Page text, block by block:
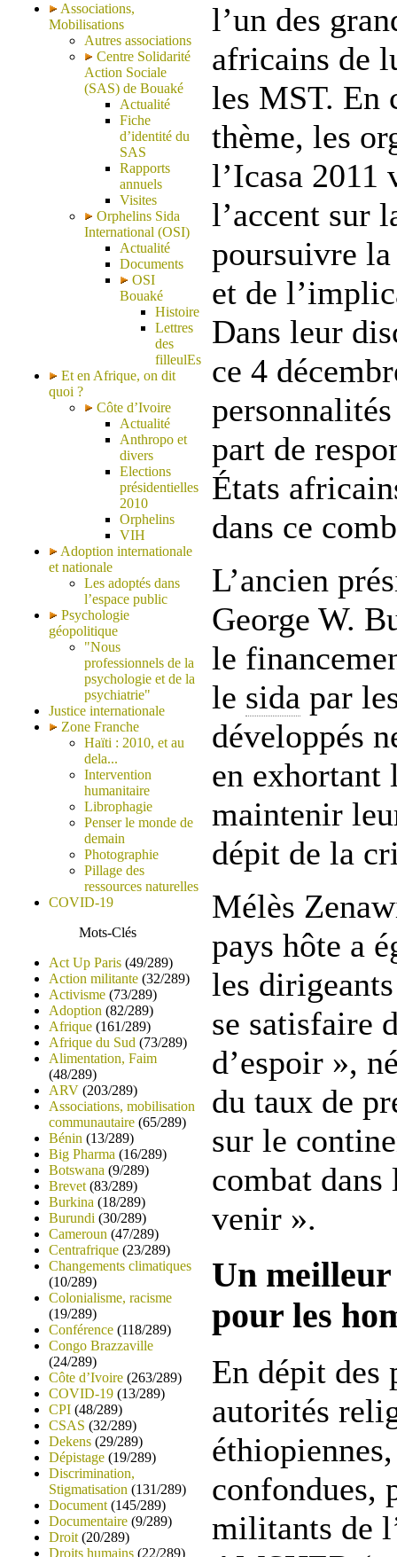
Associations,
Mobilisations
Autres associations
Centre Solidarité
Action Sociale
(SAS) de Bouaké
Actualité
Fiche
d’identité du
SAS
Rapports
annuels
Visites
Orphelins Sida
International (OSI)
Actualité
Documents
OSI
Bouaké
Histoire
Lettres
des
filleulEs
Et en Afrique, on dit
quoi ?
Côte d’Ivoire
Actualité
Anthropo et
divers
Elections
présidentielles
2010
Orphelins
VIH
Adoption internationale
et nationale
Les adoptés dans
l’espace public
Psychologie
géopolitique
"Nous
professionnels de la
psychologie et de la
psychiatrie"
Justice internationale
Zone Franche
Haïti : 2010, et au
dela...
Intervention
humanitaire
Librophagie
Penser le monde de
demain
Photographie
Pillage des
ressources naturelles
COVID-19
Mots-Clés
Act Up Paris (49/289)
Action militante (32/289)
Activisme (73/289)
Adoption (82/289)
Afrique (161/289)
Afrique du Sud (73/289)
Alimentation, Faim
(48/289)
ARV (203/289)
Associations, mobilisation
communautaire (65/289)
Bénin (13/289)
Big Pharma (16/289)
Botswana (9/289)
Brevet (83/289)
Burkina (18/289)
Burundi (30/289)
Cameroun (47/289)
Centrafrique (23/289)
Changements climatiques
(10/289)
Colonialisme, racisme
(19/289)
Conférence (118/289)
Congo Brazzaville
(24/289)
Côte d’Ivoire (263/289)
COVID-19 (13/289)
CPI (48/289)
CSAS (32/289)
Dekens (29/289)
Dépistage (19/289)
Discrimination,
Stigmatisation (131/289)
Document (145/289)
Documentaire (9/289)
Droit (20/289)
Droits humains (22/289)
l’un des
africains de
les MST. En
thème, les
l’Icasa 2011
l’accent sur
poursuivre
et de
Dans leur
ce 4
part de
États
dans ce
L’ancien
George W.
le
le sida par
développés
en exhortant
maintenir
dépit de la
Mélès
pays hôte a
les
se satisfaire
d’espoir »,
du taux de
sur le
combat dans
venir ».
Un meilleur
pour les
En dépit des
autorités
confondues,
militants de